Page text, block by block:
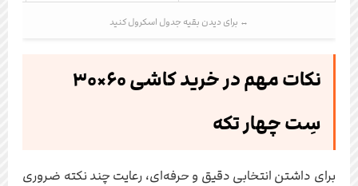
نکات مهم در خرید کاشی ۶۰×۳۰
سِت چهار تکه
برای داشتن انتخابی دقیق و حرفه‌ای، رعایت چند نکته ضروری